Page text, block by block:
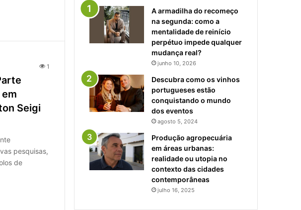
1
Seigi
pesquisas,
de
A armadilha do recomeço
na segunda: como a
mentalidade de reinício
perpétuo impede qualquer
mudança real?
junho 10, 2026
Descubra como os vinhos
portugueses estão
conquistando o mundo
dos eventos
agosto 5, 2024
Produção agropecuária
em áreas urbanas:
realidade ou utopia no
contexto das cidades
contemporâneas
julho 16, 2025